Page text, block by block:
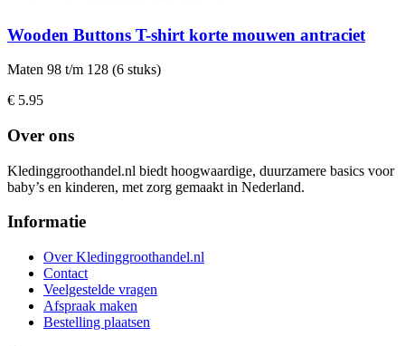
Wooden Buttons T-shirt korte mouwen antraciet
Maten 98 t/m 128 (6 stuks)
€ 5.95
Over ons
Kledinggroothandel.nl biedt hoogwaardige, duurzamere basics voor
baby’s en kinderen, met zorg gemaakt in Nederland.
Informatie
Over Kledinggroothandel.nl
Contact
Veelgestelde vragen
Afspraak maken
Bestelling plaatsen